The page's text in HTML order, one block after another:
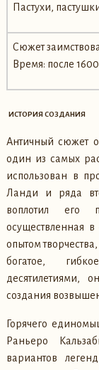
Пастухи,
Сюжет
Время: после
ИСТОРИЯ СОЗДАНИЯ
Античный сюжет
один из самых
использован в
Ланди и ряда
воплотил его
осуществленная
опытом
богатое,
десятилетиями,
создания
Горячего
Раньеро
вариантов